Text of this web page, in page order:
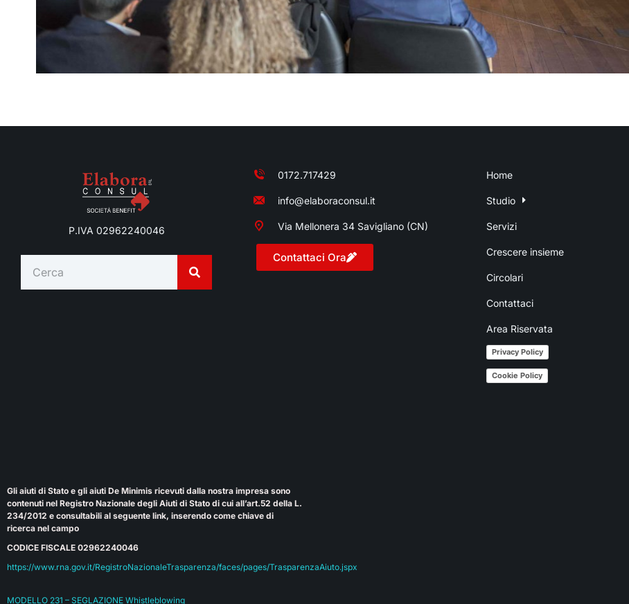
P.IVA 02962240046
0172.717429
info@elaboraconsul.it
Via Mellonera 34 Savigliano (CN)
Contattaci Ora
Home
Studio
Servizi
Crescere insieme
Circolari
Contattaci
Area Riservata
Privacy Policy
Cookie Policy
Gli aiuti di Stato e gli aiuti De Minimis ricevuti dalla nostra impresa sono
contenuti nel Registro Nazionale degli Aiuti di Stato di cui all’art.52 della L.
234/2012 e consultabili al seguente link, inserendo come chiave di
ricerca nel campo
CODICE FISCALE 02962240046
https://www.rna.gov.it/RegistroNazionaleTrasparenza/faces/pages/TrasparenzaAiuto.jspx
MODELLO 231 – SEGLAZIONE Whistleblowing